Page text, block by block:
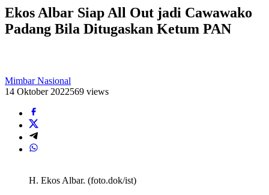
Ekos Albar Siap All Out jadi Cawawako
Padang Bila Ditugaskan Ketum PAN
Mimbar Nasional
14 Oktober 2022569 views
H. Ekos Albar. (foto.dok/ist)